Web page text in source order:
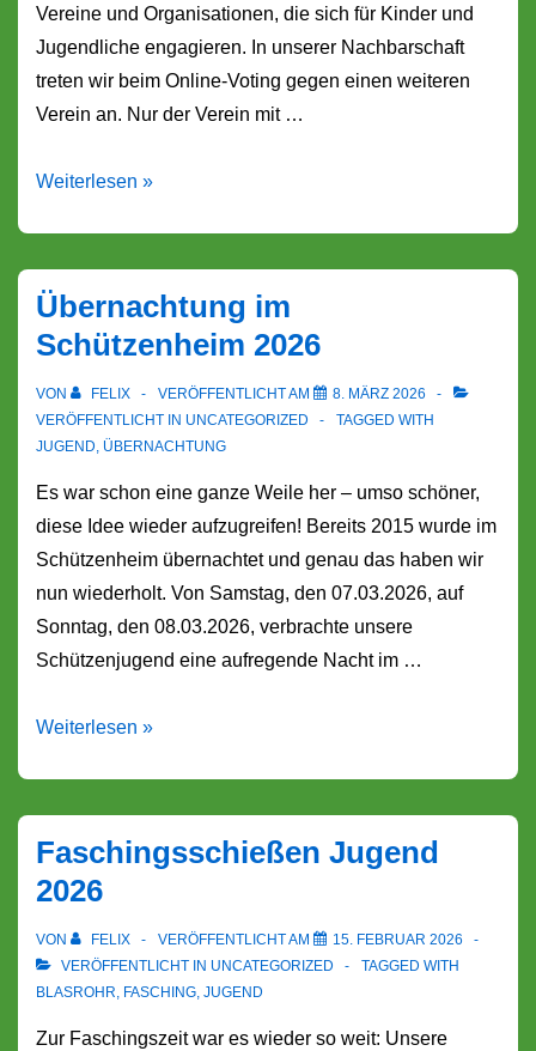
Vereine und Organisationen, die sich für Kinder und
Jugendliche engagieren. In unserer Nachbarschaft
treten wir beim Online-Voting gegen einen weiteren
Verein an. Nur der Verein mit …
Förderpenny
Weiterlesen »
Übernachtung im
Schützenheim 2026
VON FELIX VERÖFFENTLICHT AM
8. MÄRZ 2026
VERÖFFENTLICHT IN UNCATEGORIZED
TAGGED WITH
JUGEND, ÜBERNACHTUNG
Es war schon eine ganze Weile her – umso schöner,
diese Idee wieder aufzugreifen! Bereits 2015 wurde im
Schützenheim übernachtet und genau das haben wir
nun wiederholt. Von Samstag, den 07.03.2026, auf
Sonntag, den 08.03.2026, verbrachte unsere
Schützenjugend eine aufregende Nacht im …
Übernachtung
Weiterlesen »
Faschingsschießen Jugend
2026
VON FELIX VERÖFFENTLICHT AM
15. FEBRUAR 2026
VERÖFFENTLICHT IN UNCATEGORIZED
TAGGED WITH
BLASROHR, FASCHING, JUGEND
Zur Faschingszeit war es wieder so weit: Unsere